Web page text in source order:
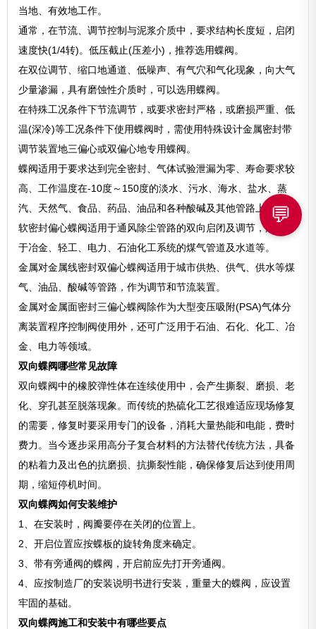
当地、有效地工作。
通常，在节流、调节控制与泥浆介质中，要求结构长度短，启闭
速度快(1/4转)。低压截止(压差小)，推荐选用蝶阀。
在双位调节、缩口地通道、低噪声、有气穴和气化现象，向大气
少量渗漏，具有磨蚀性介质时，可以选用蝶阀。
在特殊工况条件下节流调节，或要求密封严格，或磨损严重、低
温(深冷)等工况条件下使用蝶阀时，需使用特殊设计金属密封带
调节装置地三偏心或双偏心地专用蝶阀。
蝶阀适用于要求达到完全密封、气体试验泄漏为零、寿命要求较
高、工作温度在-10度～150度的淡水、污水、海水、盐水、蒸
汽、天然气、食品、药品、油品和各种酸碱及其他管路上。
软密封偏心蝶阀适用于通风除尘管路的双向启闭及调节，广泛用
于冶金、轻工、电力、石油化工系统的煤气管道及水道等。
金属对金属线密封双偏心蝶阀适用于城市供热、供气、供水等煤
气、油品、酸碱等管路，作为调节和节流装置。
金属对金属面密封三偏心蝶阀除作为大型变压吸附(PSA)气体分
离装置程序控制阀使用外，还可广泛用于石油、石化、化工、冶
金、电力等领域。
双向蝶阀哪些常见故障
双向蝶阀中的橡胶弹性体在连续使用中，会产生撕裂、磨损、老
化、穿孔甚至脱落现象。而传统的热硫化工艺很难适应现场修复
的需要，修复时要采用专门的设备，消耗大量热能和电能，费时
费力。当今逐步采用高分子复合材料的方法替代传统方法，具备
的粘着力及出色的抗磨损、抗撕裂性能，确保修复后达到使用周
期，缩短停机时间。
双向蝶阀如何安装维护
1、在安装时，阀瓣要停在关闭的位置上。
2、开启位置应按蝶板的旋转角度来确定。
3、带有旁通阀的蝶阀，开启前应先打开旁通阀。
4、应按制造厂的安装说明书进行安装，重量大的蝶阀，应设置
牢固的基础。
双向蝶阀施工和安装中有哪些要点
💬